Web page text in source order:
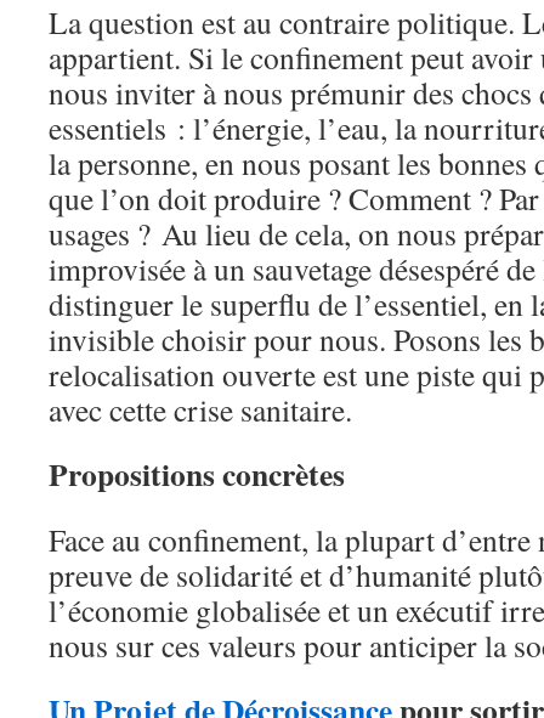
La question est au contraire politique.
appartient. Si le confinement peut
nous inviter à nous prémunir des chocs
essentiels : l’énergie, l’eau, la
la personne, en nous posant les bonnes
que l’on doit produire ? Comment ?
usages ? Au lieu de cela, on nous
improvisée à un sauvetage désespéré
distinguer le superflu de l’essentiel, en
invisible choisir pour nous. Posons les
relocalisation ouverte est une piste qui
avec cette crise sanitaire.
Propositions concrètes
Face au confinement, la plupart
preuve de solidarité et d’humanité
l’économie globalisée et un exécutif
nous sur ces valeurs pour anticiper la